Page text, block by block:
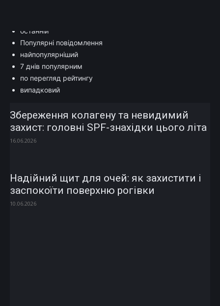
останній
Популярні повідомлення
найпопулярніший
7 днів популярним
по перегляд рейтингу
випадковий
Збереження колагену та невидимий
захист: головні SPF-знахідки цього літа
16.06.2026
Надійний щит для очей: як захистити і
заспокоїти поверхню рогівки
10.06.2026